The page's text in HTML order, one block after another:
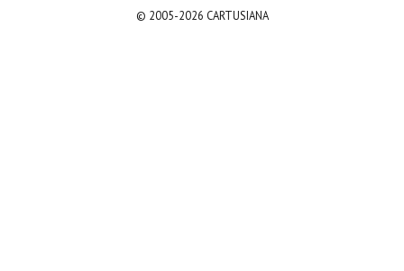
© 2005-2026 CARTUSIANA